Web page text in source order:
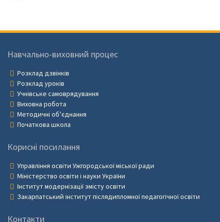
Навчально-виховний процес
Розклад дзвінків
Розклад уроків
Учнівське самоврядування
Виховна робота
Методичні об’єднання
Початкова школа
Корисні посилання
Управління освіти Ужгородської міської ради
Міністерство освіти і науки України
Інститут модернізації змісту освіти
Закарпатський інститут післядипломної педагогічної освіти
Контакти